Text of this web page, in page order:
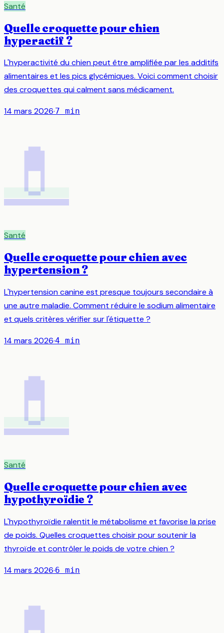
Santé
Quelle croquette pour chien
hyperactif ?
L'hyperactivité du chien peut être amplifiée par les additifs
alimentaires et les pics glycémiques. Voici comment choisir
des croquettes qui calment sans médicament.
14 mars 2026·7 min
💊
Santé
Quelle croquette pour chien avec
hypertension ?
L'hypertension canine est presque toujours secondaire à
une autre maladie. Comment réduire le sodium alimentaire
et quels critères vérifier sur l'étiquette ?
14 mars 2026·4 min
💊
Santé
Quelle croquette pour chien avec
hypothyroïdie ?
L'hypothyroïdie ralentit le métabolisme et favorise la prise
de poids. Quelles croquettes choisir pour soutenir la
thyroïde et contrôler le poids de votre chien ?
14 mars 2026·6 min